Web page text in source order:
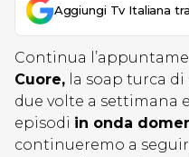
Aggiungi Tv Italiana
Continua
Cuore, la soap turca
due volte a settimana
episodi in onda
continueremo a